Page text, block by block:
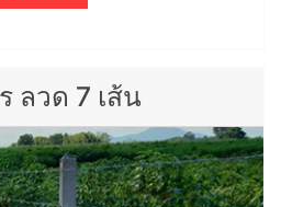
ลวด 7 เส้น